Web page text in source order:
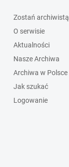
Zostań archiwistą
O serwisie
Aktualności
Nasze Archiwa
Archiwa w Polsce
Jak szukać
Logowanie